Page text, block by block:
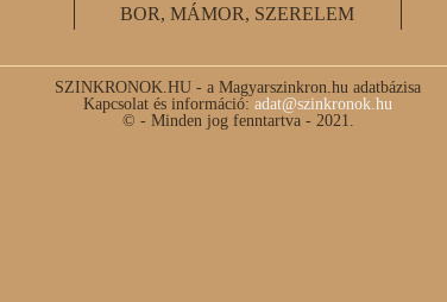
BOR, MÁMOR, SZERELEM
SZINKRONOK.HU - a Magyarszinkron.hu adatbázisa
Kapcsolat és információ: adat@szinkronok.hu
© - Minden jog fenntartva - 2021.